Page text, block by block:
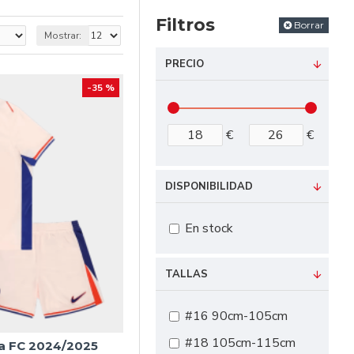
es una
materiales de
no es solo una
por el Chelsea
Mostrar:
-35 %
FC 2024/2025
Filtros Borrar
PRECIO
€ €
TALLAS
#16 90cm-105cm
#18 105cm-115cm
DISPONIBILIDAD
En stock